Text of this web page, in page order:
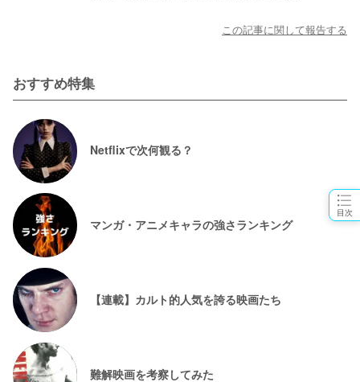
目次
この記事に関して報告する
おすすめ特集
Netflixで次何観る？
マンガ・アニメキャラの強さランキング
【連載】カルト的人気を誇る映画たち
難解映画を考察してみた